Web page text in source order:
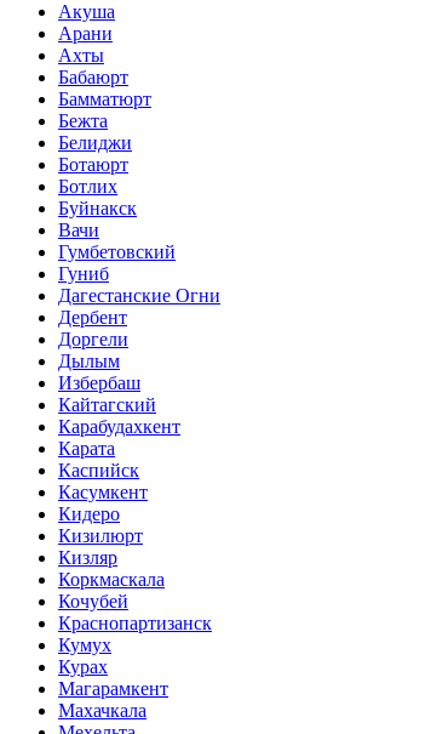
Акуша
Арани
Ахты
Бабаюрт
Бамматюрт
Бежта
Белиджи
Ботаюрт
Ботлих
Буйнакск
Вачи
Гумбетовский
Гуниб
Дагестанские Огни
Дербент
Доргели
Дылым
Избербаш
Кайтагский
Карабудахкент
Карата
Каспийск
Касумкент
Кидеро
Кизилюрт
Кизляр
Коркмаскала
Кочубей
Краснопартизанск
Кумух
Курах
Магарамкент
Махачкала